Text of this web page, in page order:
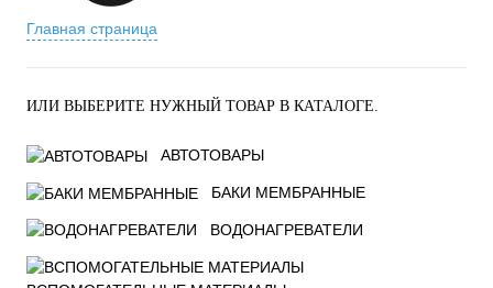
Главная страница
ИЛИ ВЫБЕРИТЕ НУЖНЫЙ ТОВАР В КАТАЛОГЕ.
АВТОТОВАРЫ
БАКИ МЕМБРАННЫЕ
ВОДОНАГРЕВАТЕЛИ